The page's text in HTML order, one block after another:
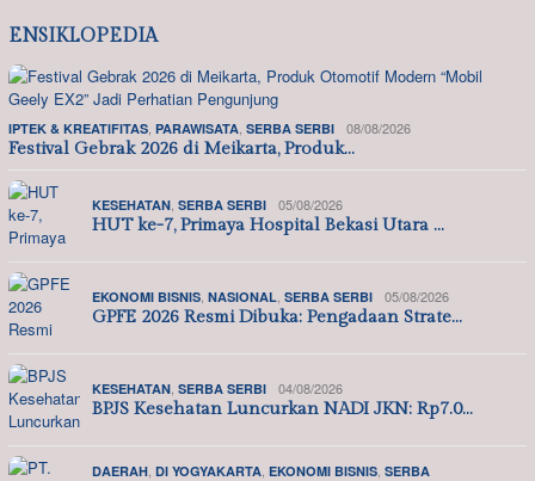
ENSIKLOPEDIA
IPTEK & KREATIFITAS, PARAWISATA, SERBA SERBI 08/08/2026
Festival Gebrak 2026 di Meikarta, Produk…
KESEHATAN, SERBA SERBI 05/08/2026
HUT ke-7, Primaya Hospital Bekasi Utara …
EKONOMI BISNIS, NASIONAL, SERBA SERBI 05/08/2026
GPFE 2026 Resmi Dibuka: Pengadaan Strate…
KESEHATAN, SERBA SERBI 04/08/2026
BPJS Kesehatan Luncurkan NADI JKN: Rp7.0…
DAERAH, DI YOGYAKARTA, EKONOMI BISNIS, SERBA